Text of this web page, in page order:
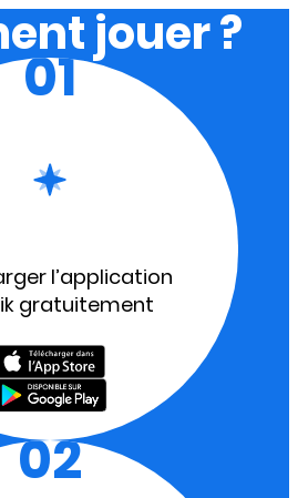
jouer ?
01
l’application
gratuitement
02